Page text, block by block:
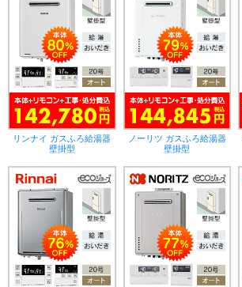
リンナイ ガスふろ給湯器
壁掛型
ノーリツ ガスふろ給湯器
壁掛型